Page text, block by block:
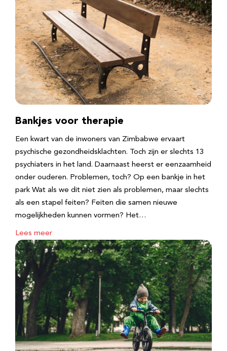
Bankjes voor therapie
Een kwart van de inwoners van Zimbabwe ervaart
psychische gezondheidsklachten. Toch zijn er slechts 13
psychiaters in het land. Daarnaast heerst er eenzaamheid
onder ouderen. Problemen, toch? Op een bankje in het
park Wat als we dit niet zien als problemen, maar slechts
als een stapel feiten? Feiten die samen nieuwe
mogelijkheden kunnen vormen? Het…
Lees meer